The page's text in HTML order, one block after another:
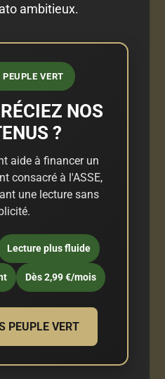
ambitieux.
VERT
NOS
?
aide à financer un
consacré à l'ASSE,
une lecture sans
Lecture plus fluide
Dès 2,99 €/mois
PEUPLE VERT